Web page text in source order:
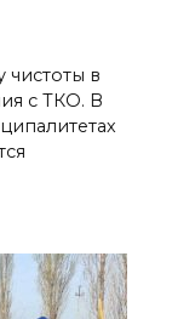
чистоты в
с ТКО. В